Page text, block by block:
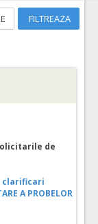
FILTREAZA
de
clarificari
A PROBELOR